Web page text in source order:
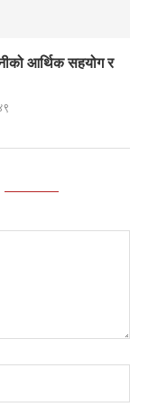
आर्थिक सहयोग र